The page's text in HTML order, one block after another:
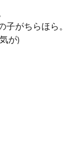
子がちらほ
が)